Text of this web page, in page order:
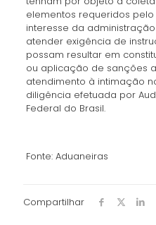
elementos requeridos
interesse da
atender exigência de
possam resultar em
ou aplicação de sanções
atendimento à intimação
diligência efetuada por
Federal do Brasil.
Fonte: Aduaneiras
Compartilhar